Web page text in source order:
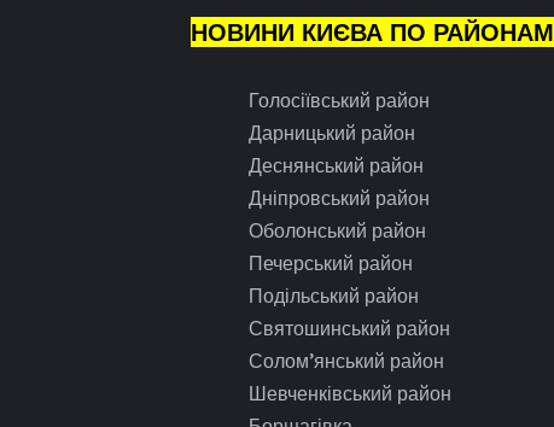
НОВИНИ КИЄВА ПО РАЙОНАМ
Голосіївський район
Дарницький район
Деснянський район
Дніпровський район
Оболонський район
Печерський район
Подільський район
Святошинський район
Солом’янський район
Шевченківський район